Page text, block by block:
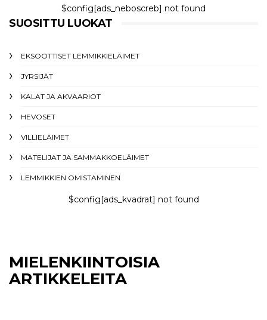
$config[ads_neboscreb] not found
SUOSITTU LUOKAT
EKSOOTTISET LEMMIKKIELÄIMET
JYRSIJÄT
KALAT JA AKVAARIOT
HEVOSET
VILLIELÄIMET
MATELIJAT JA SAMMAKKOELÄIMET
LEMMIKKIEN OMISTAMINEN
$config[ads_kvadrat] not found
MIELENKIINTOISIA
ARTIKKELEITA